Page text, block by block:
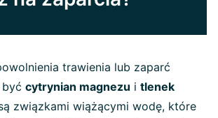
trawienia lub zaparć
cytrynian magnezu i tlenek
związkami wiążącymi wodę, które